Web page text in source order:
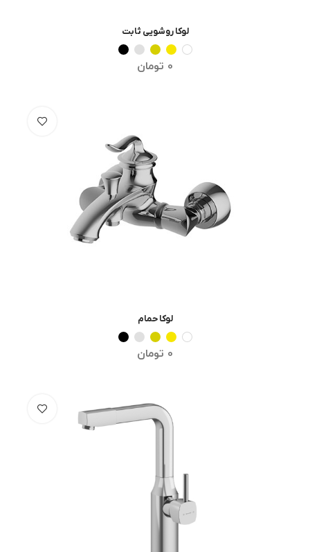
انتخاب گزینه ها
لوکا روشویی ثابت
0 تومان
انتخاب گزینه ها
لوکا حمام
0 تومان